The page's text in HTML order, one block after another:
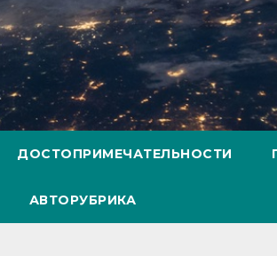
ДОСТОПРИМЕЧАТЕЛЬНОСТИ
АВТОРУБРИКА